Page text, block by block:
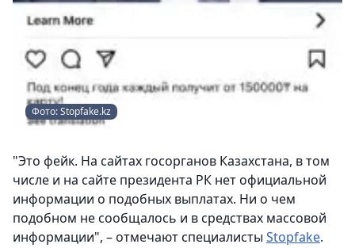
Фото: Stopfake.kz
"Это фейк. На сайтах госорганов Казахстана, в том
числе и на сайте президента РК нет официальной
информации о подобных выплатах. Ни о чем
подобном не сообщалось и в средствах массовой
информации", – отмечают специалисты Stopfake.